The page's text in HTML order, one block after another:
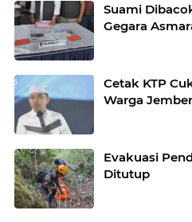
Suami
Gegara
Cetak KTP
Warga
Evakuasi
Ditutup